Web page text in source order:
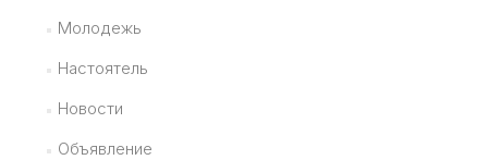
Молодежь
Настоятель
Новости
Объявление